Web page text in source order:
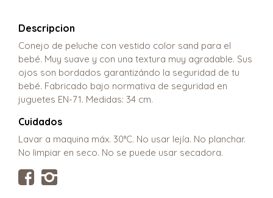
Descripcion
Conejo de peluche con vestido color sand para el
bebé. Muy suave y con una textura muy agradable. Sus
ojos son bordados garantizándo la seguridad de tu
bebé. Fabricado bajo normativa de seguridad en
juguetes EN-71. Medidas: 34 cm.
Cuidados
Lavar a maquina máx. 30°C. No usar lejía. No planchar.
No limpiar en seco. No se puede usar secadora.